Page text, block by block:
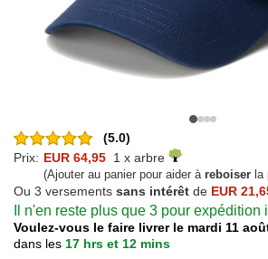
(5.0)
Prix: EUR 64,95 1 x arbre
(Ajouter au panier pour aider à reboiser la
Ou 3 versements sans intérêt de EUR
Il n'en reste plus que 3 pour expédition
Voulez-vous le faire livrer le mardi 11
dans les 17 hrs et 12 mins